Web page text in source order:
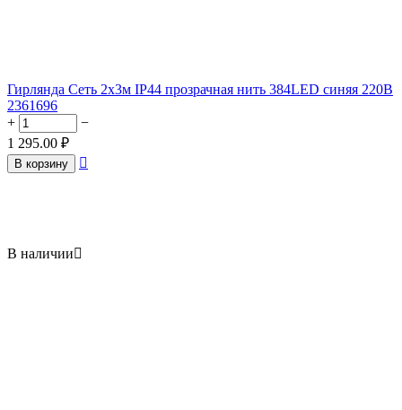
Гирлянда Сеть 2х3м IP44 прозрачная нить 384LED синяя 220В
2361696
+
−
1 295.00 ₽
В корзину 
В наличии